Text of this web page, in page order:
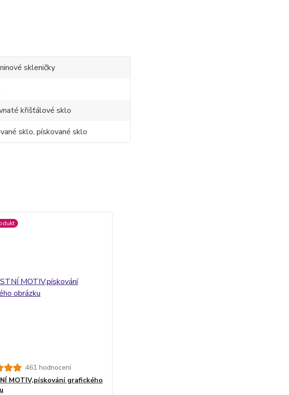
skleničky
křišťálové sklo
sklo, pískované sklo
461 hodnocení
MOTIV,pískování grafického